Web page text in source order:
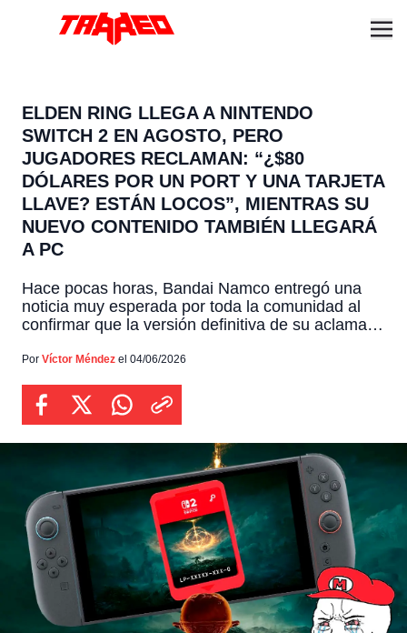
ELDEN RING LLEGA A NINTENDO
SWITCH 2 EN AGOSTO, PERO
JUGADORES RECLAMAN: “¿$80
DÓLARES POR UN PORT Y UNA TARJETA
LLAVE? ESTÁN LOCOS”, MIENTRAS SU
NUEVO CONTENIDO TAMBIÉN LLEGARÁ
A PC
Hace pocas horas, Bandai Namco entregó una
noticia muy esperada por toda la comunidad al
confirmar que la versión definitiva de su aclamado
anunciando que la “Tarnished Edition” de Elden
Switch 2 el próximo 28 de agosto, llegando en el
formato […]
Por Víctor Méndez el 04/06/2026